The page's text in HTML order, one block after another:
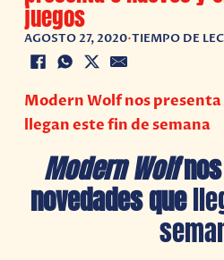
juegos
AGOSTO 27, 2020•TIEMPO DE
Modern Wolf nos presenta
llegan este fin de semana
Modern Wolf
novedades que